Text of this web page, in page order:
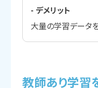
- デメリット
大量の学習データ
教師あり学習